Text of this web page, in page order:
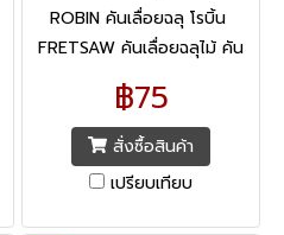
ROBIN คันเลื่อยฉลุ โรบิ้น
FRETSAW คันเลื่อยฉลุไม้ คัน
เลื่อยฉลุเหล็ก คันเลื่อยอัลลอย
ด์ คันเลื่อยคุณภาพดี ทำจาก
เหล็กชุบสี ด้ามจับไม้
฿75
สั่งซื้อสินค้า
เปรียบเทียบ